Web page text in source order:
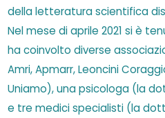
della letteratura scientifica
Nel mese di aprile 2021 si è
ha coinvolto diverse
Amri, Apmarr, Leoncini
Uniamo), una psicologa (la
e tre medici specialisti (la